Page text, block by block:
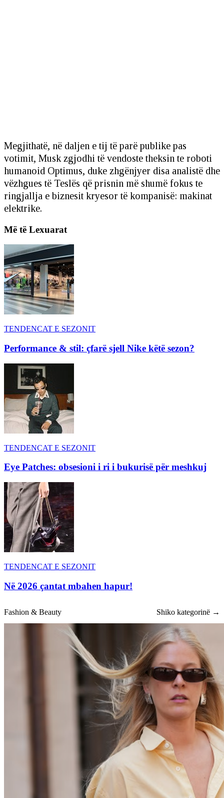
Megjithatë, në daljen e tij të parë publike pas
votimit, Musk zgjodhi të vendoste theksin te roboti
humanoid Optimus, duke zhgënjyer disa analistë dhe
vëzhgues të Teslës që prisnin më shumë fokus te
ringjallja e biznesit kryesor të kompanisë: makinat
elektrike.
Më të Lexuarat
TENDENCAT E SEZONIT
Performance & stil: çfarë sjell Nike këtë sezon?
TENDENCAT E SEZONIT
Eye Patches: obsesioni i ri i bukurisë për meshkuj
TENDENCAT E SEZONIT
Në 2026 çantat mbahen hapur!
Fashion & Beauty Shiko kategorinë →